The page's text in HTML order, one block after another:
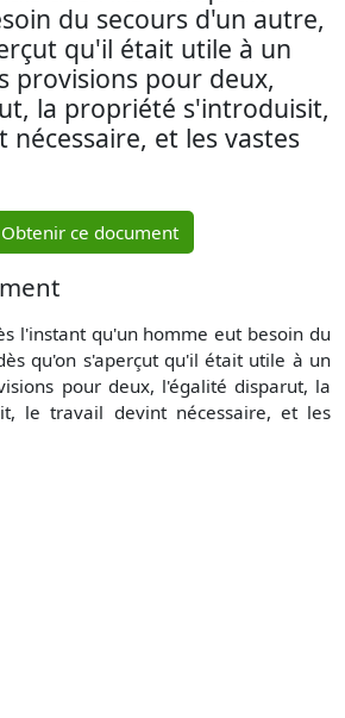
du secours d'un autre,
qu'il était utile à un
provisions pour deux,
la propriété s'introduisit,
nécessaire, et les vastes
Obtenir ce document
l'instant qu'un homme eut besoin du
qu'on s'aperçut qu'il était utile à un
pour deux, l'égalité disparut, la
le travail devint nécessaire, et les